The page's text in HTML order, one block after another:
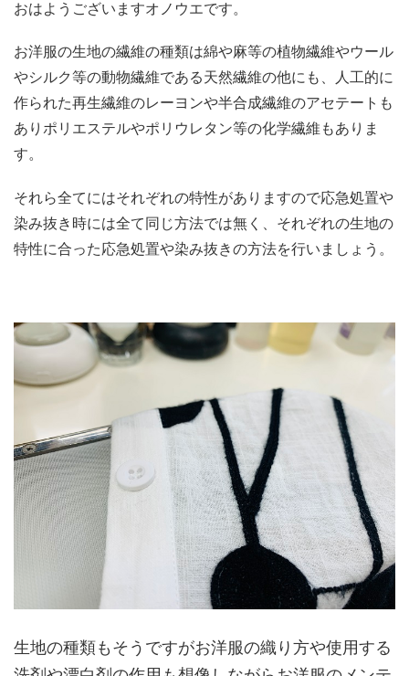
おはようございますオノウエです。
お洋服の生地の繊維の種類は綿や麻等の植物繊維やウール
やシルク等の動物繊維である天然繊維の他にも、人工的に
作られた再生繊維のレーヨンや半合成繊維のアセテートも
ありポリエステルやポリウレタン等の化学繊維もありま
す。
それら全てにはそれぞれの特性がありますので応急処置や
染み抜き時には全て同じ方法では無く、それぞれの生地の
特性に合った応急処置や染み抜きの方法を行いましょう。
生地の種類もそうですがお洋服の織り方や使用する